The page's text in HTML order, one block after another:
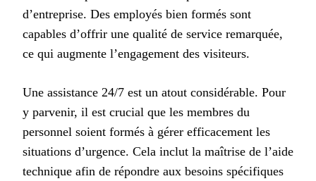
d’entreprise. Des employés bien formés sont
capables d’offrir une qualité de service remarquée,
ce qui augmente l’engagement des visiteurs.
Une assistance 24/7 est un atout considérable. Pour
y parvenir, il est crucial que les membres du
personnel soient formés à gérer efficacement les
situations d’urgence. Cela inclut la maîtrise de l’aide
technique afin de répondre aux besoins spécifiques